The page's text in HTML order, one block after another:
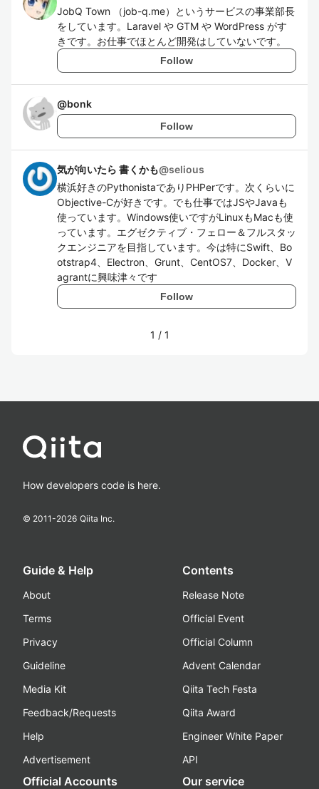
JobQ Town （job-q.me）というサービスの事業部長
をしています。Laravel や GTM や WordPress がす
きです。お仕事でほとんど開発はしていないです。
Follow
@bonk
Follow
気が向いたら 書くかも@selious
横浜好きのPythonistaでありPHPerです。次くらいに
Objective-Cが好きです。でも仕事ではJSやJavaも
使っています。Windows使いですがLinuxもMacも使
っています。エグゼクティブ・フェロー＆フルスタッ
クエンジニアを目指しています。今は特にSwift、Bo
otstrap4、Electron、Grunt、CentOS7、Docker、V
agrantに興味津々です
Follow
1 / 1
How developers code is here.
© 2011-2026 Qiita Inc.
Guide & Help
About
Terms
Privacy
Guideline
Media Kit
Feedback/Requests
Help
Advertisement
Contents
Release Note
Official Event
Official Column
Advent Calendar
Qiita Tech Festa
Qiita Award
Engineer White Paper
API
Official Accounts Our service